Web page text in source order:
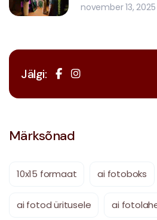
november 13, 2025
Jälgi:
Märksõnad
10x15 formaat ai fotoboks
ai fotod üritusele ai